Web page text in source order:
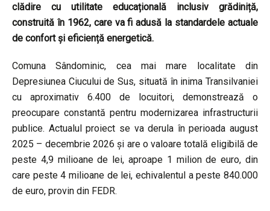
clădire cu utilitate educațională inclusiv grădiniță,
construită în 1962, care va fi adusă la standardele actuale
de confort și eficiență energetică.
Comuna Sândominic, cea mai mare localitate din
Depresiunea Ciucului de Sus, situată în inima Transilvaniei
cu aproximativ 6.400 de locuitori, demonstrează o
preocupare constantă pentru modernizarea infrastructurii
publice. Actualul proiect se va derula în perioada august
2025 – decembrie 2026 și are o valoare totală eligibilă de
peste 4,9 milioane de lei, aproape 1 milion de euro, din
care peste 4 milioane de lei, echivalentul a peste 840.000
de euro, provin din FEDR.